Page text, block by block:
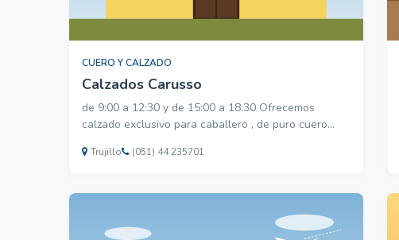
CUERO Y CALZADO
Calzados Carusso
de 9:00 a 12:30 y de 15:00 a 18:30 Ofrecemos
calzado exclusivo para caballero , de puro cuero
Trujillo (051) 44 235701